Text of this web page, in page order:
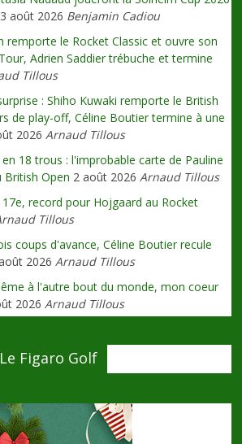
3 août 2026 Benjamin Cadiou
remporte le Rocket Classic et ouvre son
Adrien Saddier trébuche et termine
Tillous
: Shiho Kuwaki remporte le British
de play-off, Céline Boutier termine à une
2026 Arnaud Tillous
18 trous : l'improbable carte de Pauline
British Open 2 août 2026 Arnaud Tillous
record pour Hojgaard au Rocket
Tillous
coups d'avance, Céline Boutier recule
2026 Arnaud Tillous
à l'autre bout du monde, mon coeur
2026 Arnaud Tillous
Figaro Golf